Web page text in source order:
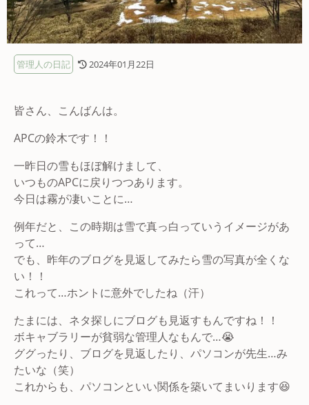
管理人の日記 2024年01月22日
皆さん、こんばんは。
APCの鈴木です！！
一昨日の雪もほぼ解けまして、
いつものAPCに戻りつつあります。
今日は霧が凄いことに…
例年だと、この時期は雪で真っ白っていうイメージがあ
って…
でも、昨年のブログを見返してみたら雪の写真が全くな
い！！
これって…ホントに意外でしたね（汗）
たまには、ネタ探しにブログも見返すもんですね！！
ボキャブラリーが貧弱な管理人なもんで…😭
ググったり、ブログを見返したり、パソコンが先生…み
たいな（笑）
これからも、パソコンといい関係を築いてまいります😆